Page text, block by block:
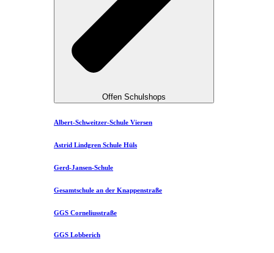
Offen Schulshops
Albert-Schweitzer-Schule Viersen
Astrid Lindgren Schule Hüls
Gerd-Jansen-Schule
Gesamtschule an der Knappenstraße
GGS Corneliusstraße
GGS Lobberich